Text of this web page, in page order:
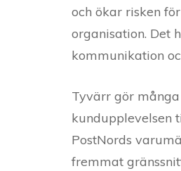
och ökar risken
organisation. Det
kommunikation
Tyvärr gör
kundupplevelsen
PostNords
fremmat